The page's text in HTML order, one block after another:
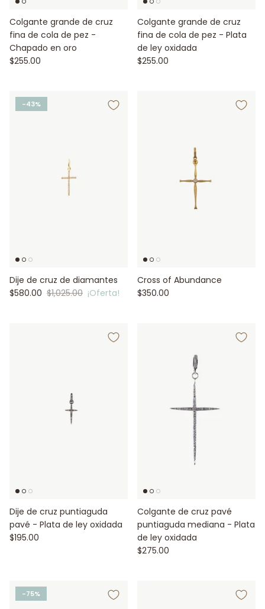
Colgante grande de cruz
fina de cola de pez -
Chapado en oro
$255.00
Colgante grande de cruz
fina de cola de pez - Plata
de ley oxidada
$255.00
-43%
Dije de cruz de diamantes
$580.00 $1,025.00 ¡Oferta!
Cross of Abundance
$350.00
Dije de cruz puntiaguda
pavé - Plata de ley oxidada
$195.00
Colgante de cruz pavé
puntiaguda mediana - Plata
de ley oxidada
$275.00
-75%